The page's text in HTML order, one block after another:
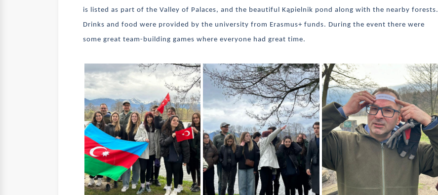
is listed as part of the Valley of Palaces, and the beautiful Kąpielnik pond along with the nearby forests.
Drinks and food were provided by the university from Erasmus+ funds. During the event there were
some great team-building games where everyone had great time.